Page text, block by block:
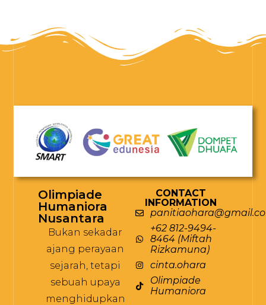
Olimpiade
Humaniora
Nusantara
Bukan sekadar
ajang perayaan
sejarah, tetapi
sebuah upaya
menghidupkan
CONTACT
INFORMATION
+62 812-9494-
8464 (Miftah
Rizkamuna)
cinta.ohara
Olimpiade
Humaniora